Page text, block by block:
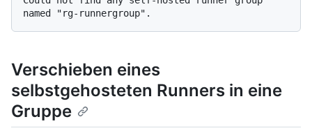
Verschieben eines
selbstgehosteten Runners in eine
Gruppe